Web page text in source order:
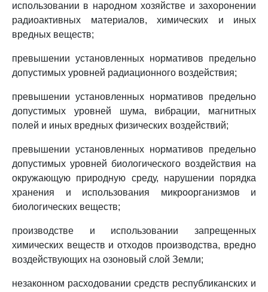
использовании в народном хозяйстве и захоронении
радиоактивных материалов, химических и иных
вредных веществ;
превышении установленных нормативов предельно
допустимых уровней радиационного воздействия;
превышении установленных нормативов предельно
допустимых уровней шума, вибрации, магнитных
полей и иных вредных физических воздействий;
превышении установленных нормативов предельно
допустимых уровней биологического воздействия на
окружающую природную среду, нарушении порядка
хранения и использования микроорганизмов и
биологических веществ;
производстве и использовании запрещенных
химических веществ и отходов производства, вредно
воздействующих на озоновый слой Земли;
незаконном расходовании средств республиканских и